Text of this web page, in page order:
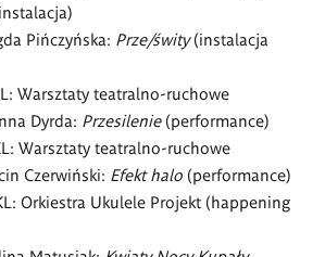
Pińczyńska: Prze/świty(instalacja
Warsztaty teatralno-ruchowe
Dyrda: Przesilenie(performance)
Warsztaty teatralno-ruchowe
Czerwiński: Efekt halo (performance)
Orkiestra Ukulele Projekt (happening